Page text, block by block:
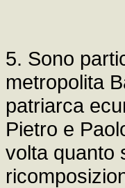
5. Sono
metropolita
patriarca
Pietro e
volta quanto